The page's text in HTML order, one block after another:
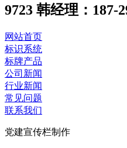
9723 韩经理：187-
网站首页
标识系统
标牌产品
公司新闻
行业新闻
常见问题
联系我们
党建宣传栏制作